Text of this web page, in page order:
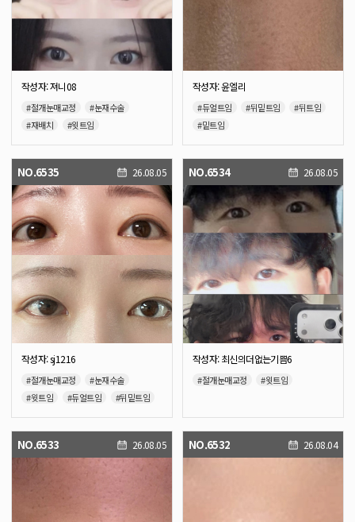
작성자: 져니08
#절개눈매교정
#눈재수술
#재배치
#윗트임
#안와지방이식
작성자: 윤엘리
#듀얼트임 #뒤밑트임
#뒤트임
#밑트임
NO.6535 26.08.05
작성자: sj1216
#절개눈매교정
#눈재수술
#윗트임
#듀얼트임
#뒤밑트임
#뒤트임
#밑트임
#눈밑지방재배치
NO.6534 26.08.05
작성자: 최신의더없는기쁨6
#절개눈매교정 #윗트임
NO.6533 26.08.05 NO.6532 26.08.04